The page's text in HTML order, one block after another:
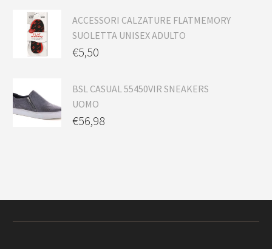
ACCESSORI CALZATURE FLATMEMORY
SUOLETTA UNISEX ADULTO
€5,50
BSL CASUAL 55450VIR SNEAKERS
UOMO
€56,98